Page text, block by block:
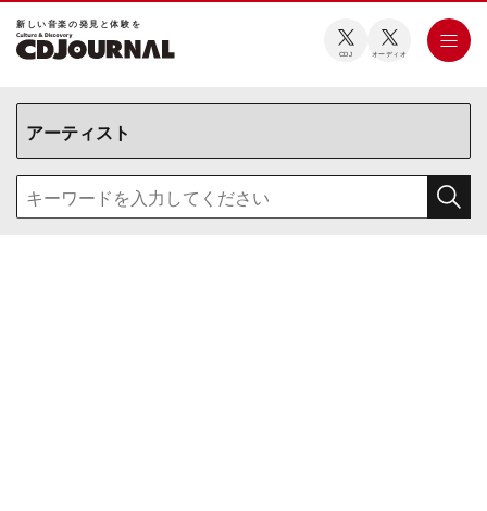
新しい⾳楽の発⾒と体験を
CDJ オーディオ